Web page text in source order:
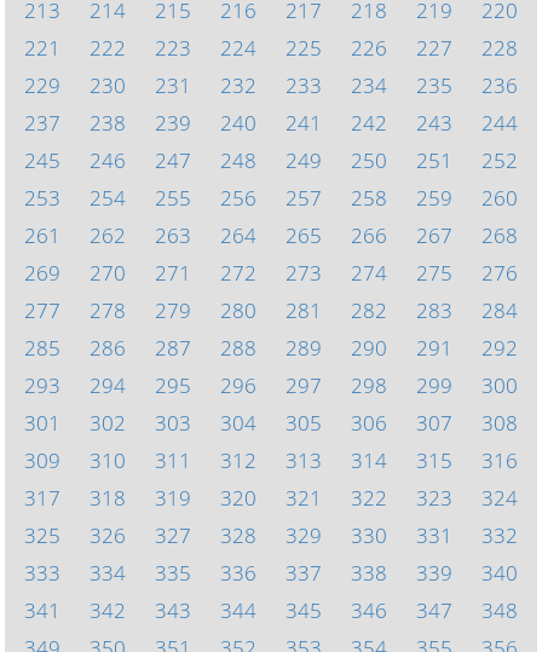
213
214 215 216 217 218 219
220
221
222 223 224 225 226 227
228
229
230 231 232 233 234 235
236
237
238 239 240 241 242 243
244
245
246 247 248 249 250 251
252
253
254 255 256 257 258 259
260
261
262 263 264 265 266 267
268
269
270 271 272 273 274 275
276
277
278 279 280 281 282 283
284
285
286 287 288 289 290 291
292
293
294 295 296 297 298 299
300
301
302 303 304 305 306 307
308
309
310 311 312 313 314 315
316
317
318 319 320 321 322 323
324
325
326 327 328 329 330 331
332
333
334 335 336 337 338 339
340
341
342 343 344 345 346 347
348